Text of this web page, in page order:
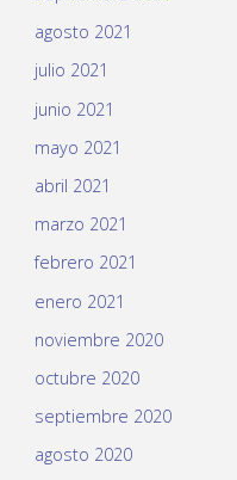
agosto 2021
julio 2021
junio 2021
mayo 2021
abril 2021
marzo 2021
febrero 2021
enero 2021
noviembre 2020
octubre 2020
septiembre 2020
agosto 2020